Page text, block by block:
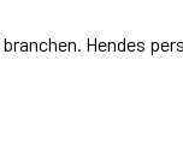
Hendes